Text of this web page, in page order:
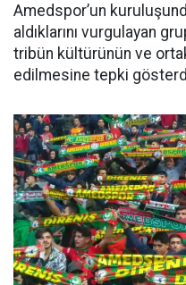
Amedspor’un
aldıklarını vurgulayan
tribün kültürünün ve
edilmesine tepki